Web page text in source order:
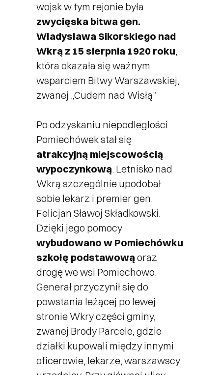
wojsk w tym rejonie była
zwycięska bitwa gen.
Władysława Sikorskiego nad
Wkrą z 15 sierpnia 1920 roku,
która okazała się ważnym
wsparciem Bitwy Warszawskiej,
zwanej „Cudem nad Wisłą”
Po odzyskaniu niepodległości
Pomiechówek stał się
atrakcyjną miejscowością
wypoczynkową. Letnisko nad
Wkrą szczególnie upodobał
sobie lekarz i premier gen.
Felicjan Sławoj Składkowski.
Dzięki jego pomocy
wybudowano w Pomiechówku
szkołę podstawowąoraz
drogę we wsi Pomiechowo.
Generał przyczynił się do
powstania leżącej po lewej
stronie Wkry części gminy,
zwanej Brody Parcele, gdzie
działki kupowali między innymi
oficerowie, lekarze, warszawscy